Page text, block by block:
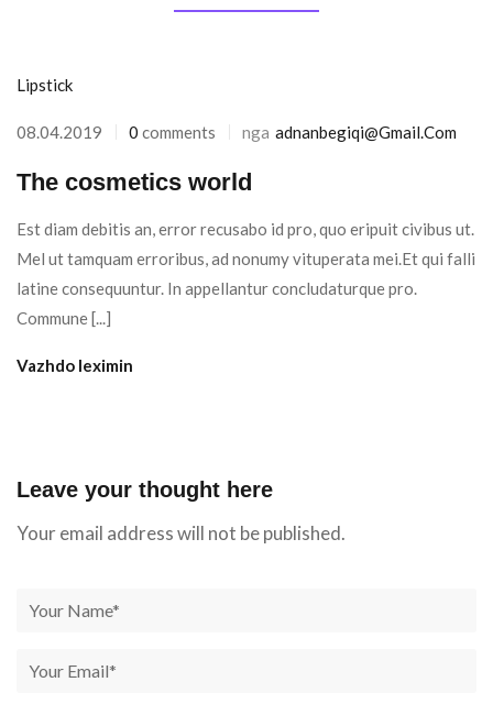
Lipstick
08.04.2019 0 comments nga Adnanbegiqi@gmail.com
The cosmetics world
Est diam debitis an, error recusabo id pro, quo eripuit civibus ut.
Mel ut tamquam erroribus, ad nonumy vituperata mei.Et qui falli
latine consequuntur. In appellantur concludaturque pro.
Commune [...]
Vazhdo leximin
Leave your thought here
Your email address will not be published.